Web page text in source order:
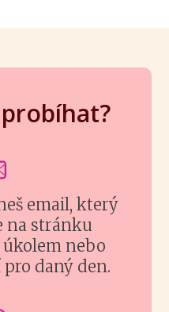
email, který
na stránku
nebo
daný den.